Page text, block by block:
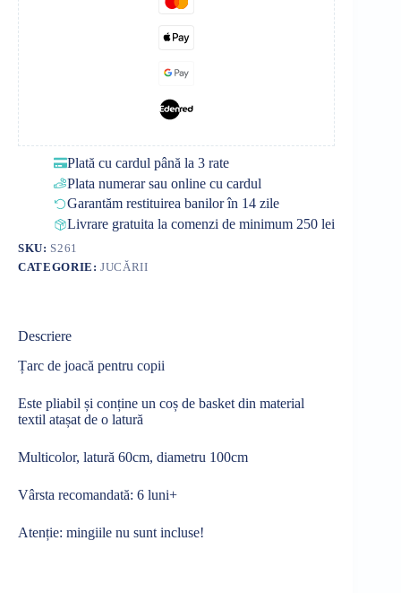
Plată cu cardul până la 3 rate
Plata numerar sau online cu cardul
Garantăm restituirea banilor în 14 zile
Livrare gratuita la comenzi de minimum 250 lei
SKU: S261
CATEGORIE:JUCĂRII
Descriere
Țarc de joacă pentru copii
Este pliabil și conține un coș de basket din material
textil atașat de o latură
Multicolor, latură 60cm, diametru 100cm
Vârsta recomandată: 6 luni+
Atenție: mingiile nu sunt incluse!